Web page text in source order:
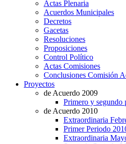
Actas Plenaria
Acuerdos Municipales
Decretos
Gacetas
Resoluciones
Proposiciones
Control Político
Actas Comisiones
Conclusiones Comisión
Proyectos
de Acuerdo 2009
Primero y segundo
de Acuerdo 2010
Extraordinaria
Primer Periodo
Extraordinaria